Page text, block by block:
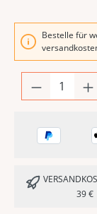
Bestelle für
39 €